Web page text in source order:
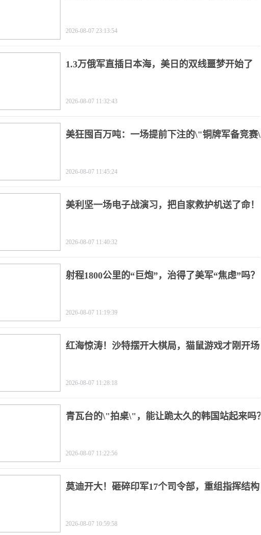
2026-08-07 23:13:54
1.3万俄军直插日本海，美日的双线噩梦开始了
2026-08-07 11:32:43
美狂囤百万吨：一场提前下注的\"铜牌军备竞赛\"
2026-08-07 11:45:24
美利坚一场电子战演习，把自家救护机送了命！
2026-08-07 11:40:32
射程1800公里的“巨炮”，治得了美军“焦虑”吗？
2026-08-07 11:19:39
红海惊涛！沙特摆开大棋局，猫鼠游戏才刚开场
2026-08-07 11:28:18
青瓦台的\"拍桌\"，能让跪太久的韩国站起来吗？
2026-08-07 11:22:56
莫迪开大！砸碎印军17个司令部，重组指挥结构
2026-08-07 10:59:58